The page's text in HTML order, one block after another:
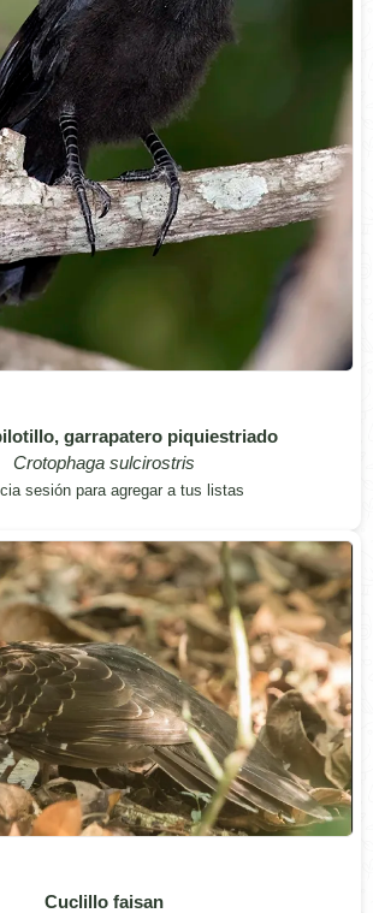
garrapatero piquiestriado
Crotophaga sulcirostris
sesión para agregar a tus listas
Cuclillo faisan